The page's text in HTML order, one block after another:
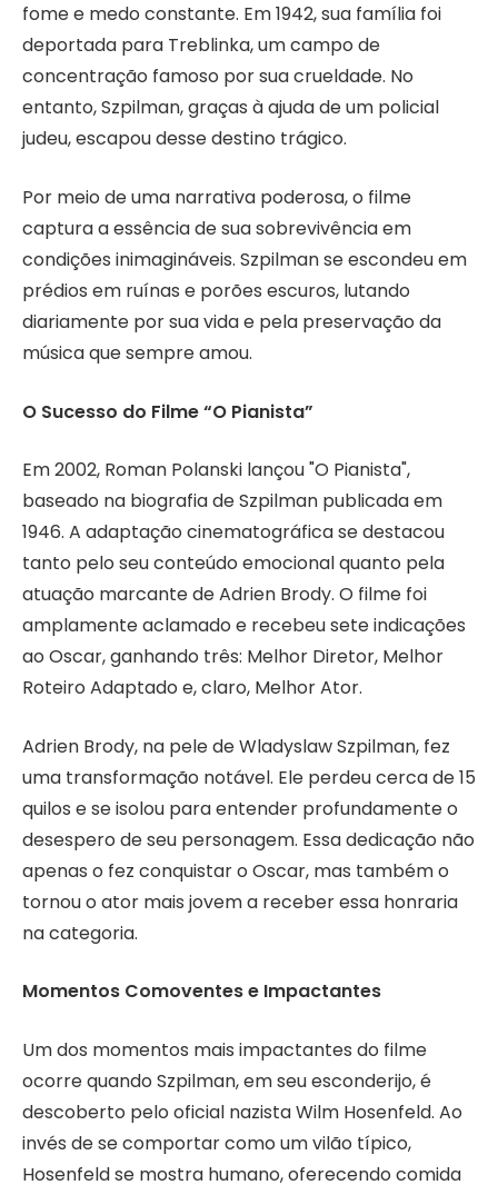
fome e medo constante. Em 1942, sua família foi
deportada para Treblinka, um campo de
concentração famoso por sua crueldade. No
entanto, Szpilman, graças à ajuda de um policial
judeu, escapou desse destino trágico.
Por meio de uma narrativa poderosa, o filme
captura a essência de sua sobrevivência em
condições inimagináveis. Szpilman se escondeu em
prédios em ruínas e porões escuros, lutando
diariamente por sua vida e pela preservação da
música que sempre amou.
O Sucesso do Filme “O Pianista”
Em 2002, Roman Polanski lançou "O Pianista",
baseado na biografia de Szpilman publicada em
1946. A adaptação cinematográfica se destacou
tanto pelo seu conteúdo emocional quanto pela
atuação marcante de Adrien Brody. O filme foi
amplamente aclamado e recebeu sete indicações
ao Oscar, ganhando três: Melhor Diretor, Melhor
Roteiro Adaptado e, claro, Melhor Ator.
Adrien Brody, na pele de Wladyslaw Szpilman, fez
uma transformação notável. Ele perdeu cerca de 15
quilos e se isolou para entender profundamente o
desespero de seu personagem. Essa dedicação não
apenas o fez conquistar o Oscar, mas também o
tornou o ator mais jovem a receber essa honraria
na categoria.
Momentos Comoventes e Impactantes
Um dos momentos mais impactantes do filme
ocorre quando Szpilman, em seu esconderijo, é
descoberto pelo oficial nazista Wilm Hosenfeld. Ao
invés de se comportar como um vilão típico,
Hosenfeld se mostra humano, oferecendo comida